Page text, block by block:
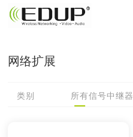
网络扩展
类别 所有信号中继器